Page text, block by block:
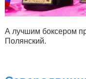
А лучшим боксером
Полянский.